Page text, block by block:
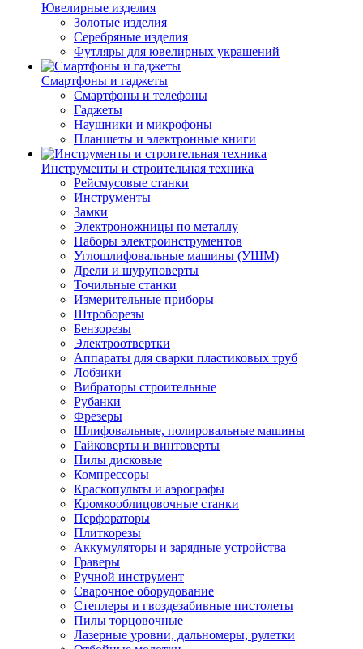
Ювелирные изделия
Золотые изделия
Серебряные изделия
Футляры для ювелирных украшений
Смартфоны и гаджеты
Смартфоны и телефоны
Гаджеты
Наушники и микрофоны
Планшеты и электронные книги
Инструменты и строительная техника
Рейсмусовые станки
Инструменты
Замки
Электроножницы по металлу
Наборы электроинструментов
Углошлифовальные машины (УШМ)
Дрели и шуруповерты
Точильные станки
Измерительные приборы
Штроборезы
Бензорезы
Электроотвертки
Аппараты для сварки пластиковых труб
Лобзики
Вибраторы строительные
Рубанки
Фрезеры
Шлифовальные, полировальные машины
Гайковерты и винтоверты
Пилы дисковые
Компрессоры
Краскопульты и аэрографы
Кромкооблицовочные станки
Перфораторы
Плиткорезы
Аккумуляторы и зарядные устройства
Граверы
Ручной инструмент
Сварочное оборудование
Степлеры и гвоздезабивные пистолеты
Пилы торцовочные
Лазерные уровни, дальномеры, рулетки